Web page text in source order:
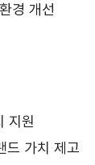
경 개선
지원
드 가치 제고